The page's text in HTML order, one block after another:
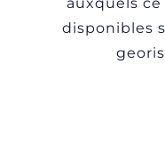
disponibles